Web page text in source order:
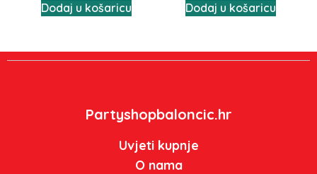
Dodaj u košaricu Dodaj u košaricu
Partyshopbaloncic.hr
Uvjeti kupnje
O nama